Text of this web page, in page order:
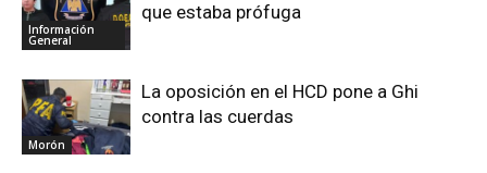
Información
General
que estaba prófuga
Morón
La oposición en el HCD pone a Ghi
contra las cuerdas